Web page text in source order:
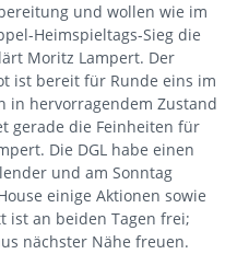
und wollen wie im
Heimspieltags-Sieg die
Moritz Lampert. Der
ist bereit für Runde eins im
in hervorragendem Zustand
gerade die Feinheiten für
Die DGL habe einen
und am Sonntag
einige Aktionen sowie
ist an beiden Tagen frei;
nächster Nähe freuen.